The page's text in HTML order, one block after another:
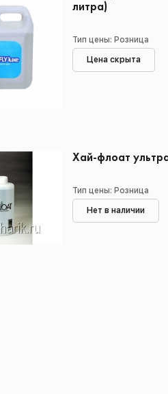
литра)
Тип цены: Розница
Цена скрыта
Хай-флоат
Тип цены: Розница
Нет в наличии